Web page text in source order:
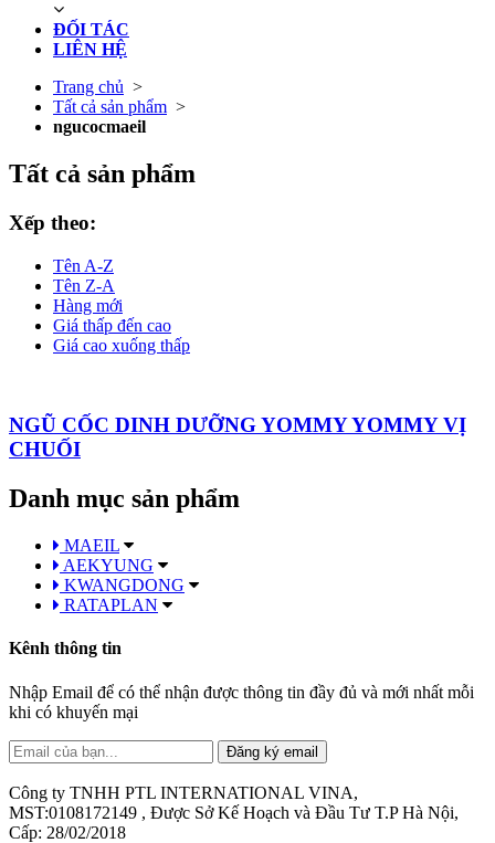
ĐỐI TÁC
LIÊN HỆ
Trang chủ >
Tất cả sản phẩm >
ngucocmaeil
Tất cả sản phẩm
Xếp theo:
Tên A-Z
Tên Z-A
Hàng mới
Giá thấp đến cao
Giá cao xuống thấp
NGŨ CỐC DINH DƯỠNG YOMMY YOMMY VỊ
CHUỐI
Danh mục sản phẩm
MAEIL
AEKYUNG
KWANGDONG
RATAPLAN
Kênh thông tin
Nhập Email để có thể nhận được thông tin đầy đủ và mới nhất mỗi
khi có khuyến mại
Đăng ký email
Công ty TNHH PTL INTERNATIONAL VINA,
MST:0108172149 , Được Sở Kế Hoạch và Đầu Tư T.P Hà Nội,
Cấp: 28/02/2018